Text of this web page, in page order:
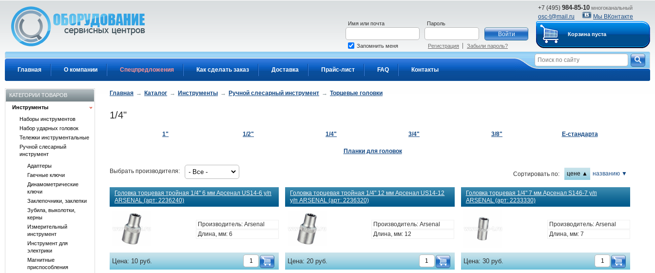
+7 (495) 984-85-10 многоканальный
osc-t@mail.ru Мы ВКонтакте
Главная О компании Спецпредложения Как сделать заказ Доставка Прайс-лист FAQ Контакты
Имя или почта Пароль
Запомнить меня Регистрация Забыли пароль?
Корзина пуста
КАТЕГОРИИ ТОВАРОВ
Инструменты
Наборы инструментов
Набор ударных головок
Тележки инструментальные
Ручной слесарный
инструмент
Адаптеры
Гаечные ключи
Динамометрические
ключи
Заклепочники, заклепки
Зубила, выколотки,
керны
Измерительный
инструмент
Инструмент для
электрики
Магнитные
приспособления
Главная → Каталог → Инструменты → Ручной слесарный инструмент → Торцевые головки
1/4"
1" 1/2" 1/4" 3/4" 3/8" Е-стандарта
Планки для головок
Выбрать производителя: Сортировать по: цене ▲ названию ▼
Головка торцевая тройная 1/4" 6 мм Арсенал US14-6 у/п
ARSENAL (арт: 2236240)
Производитель: Arsenal
Длина, мм: 6
Цена:10 руб.
Головка торцевая тройная 1/4" 12 мм Арсенал US14-12
у/п ARSENAL (арт: 2236320)
Производитель: Arsenal
Длина, мм: 12
Цена:20 руб.
Головка торцевая 1/4" 7 мм Арсенал S146-7 у/п
ARSENAL (арт: 2233330)
Производитель: Arsenal
Длина, мм: 7
Цена:30 руб.